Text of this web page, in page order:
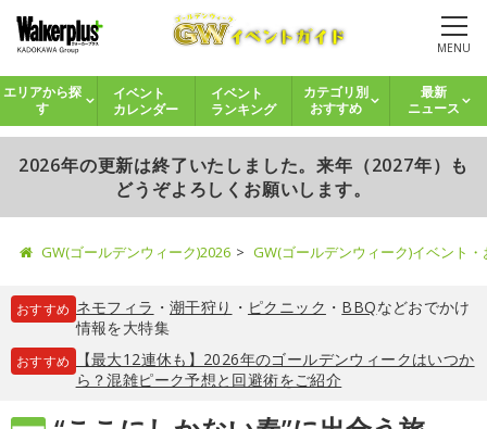
MENU
エリアから探
す
イベント
カレンダー
イベント
ランキング
カテゴリ別
おすすめ
最新
ニュース
2026年の更新は終了いたしました。来年（2027年）も
どうぞよろしくお願いします。
GW(ゴールデンウィーク)2026 GW(ゴールデンウィーク)イベント
おすすめ ネモフィラ ・ 潮干狩り ・ ピクニック ・ BBQなどおでかけ
情報を大特集
おすすめ
【最大12連休も】2026年のゴールデンウィークはいつか
ら？混雑ピーク予想と回避術をご紹介